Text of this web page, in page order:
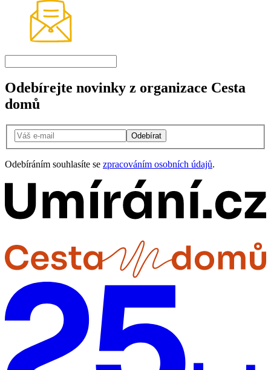
Odebírejte novinky z organizace Cesta
domů
Odebírat
Odebíráním souhlasíte se zpracováním osobních údajů.